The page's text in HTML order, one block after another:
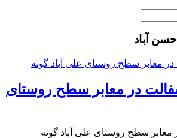
آباد
تن آسفالت در معابر سطح روستای